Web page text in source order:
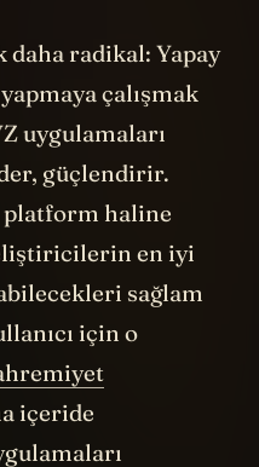
radikal: Yapay
çalışmak
uygulamaları
güçlendirir.
platform haline
en iyi
sağlam
için o
içeride